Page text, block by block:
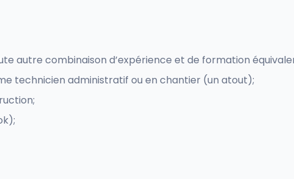
autre combinaison d’expérience et de formation
technicien administratif ou en chantier (un atout);